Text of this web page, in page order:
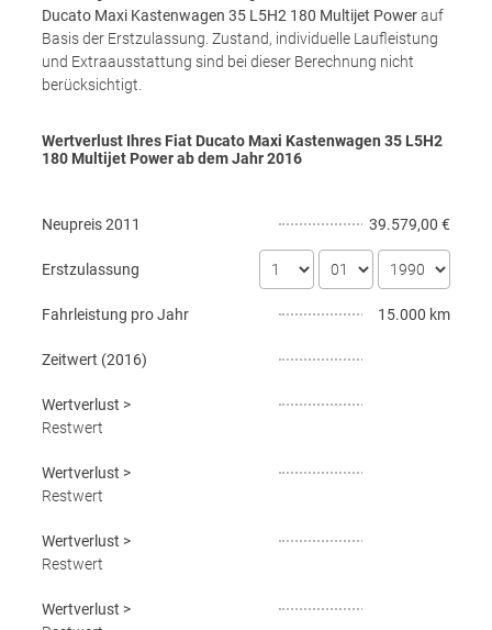
Ducato Maxi Kastenwagen 35 L5H2 180 Multijet Powerauf
Basis der Erstzulassung. Zustand, individuelle Laufleistung
und Extraausstattung sind bei dieser Berechnung nicht
berücksichtigt.
Wertverlust Ihres Fiat Ducato Maxi Kastenwagen 35 L5H2
180 Multijet Power ab dem Jahr2016
Neupreis2011 39.579,00 €
Erstzulassung
Fahrleistung pro Jahr 15.000 km
Zeitwert (2016)
Wertverlust >
Restwert
Wertverlust >
Restwert
Wertverlust >
Restwert
Wertverlust >